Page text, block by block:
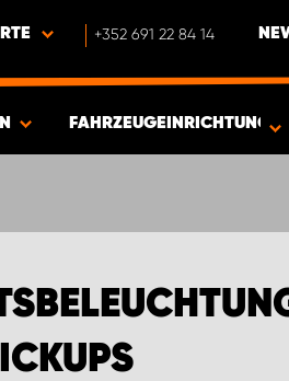
+352 691 22 84 14